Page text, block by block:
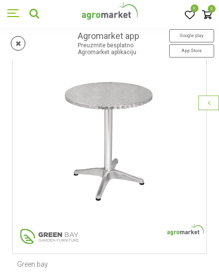
0 0
Agromarket app
Preuzmite besplatno
Agromarket aplikaciju
Google play
App Store
Green bay